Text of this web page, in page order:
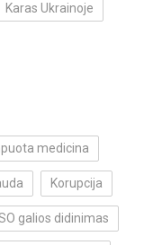
Karas Ukrainoje
medicina
Korupcija
galios didinimas